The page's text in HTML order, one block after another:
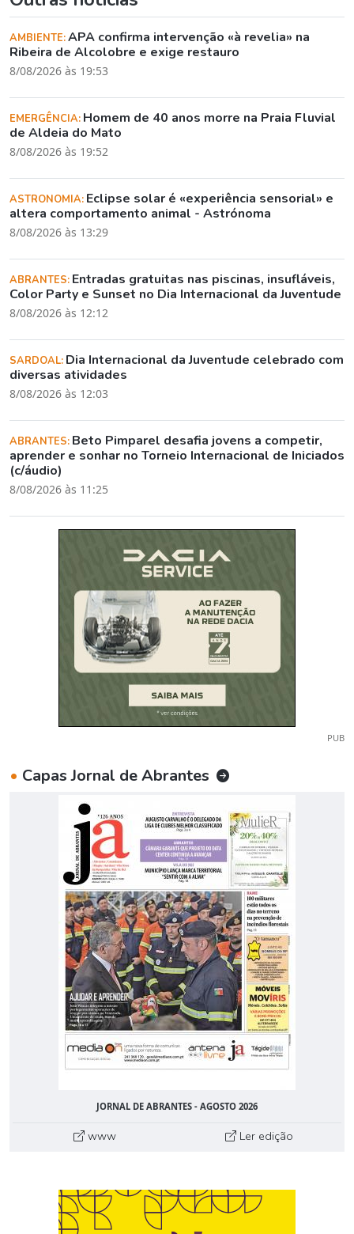
AMBIENTE:APA confirma intervenção «à revelia» na
Ribeira de Alcolobre e exige restauro
8/08/2026 às 19:53
EMERGÊNCIA: Homem de 40 anos morre na Praia Fluvial
de Aldeia do Mato
8/08/2026 às 19:52
ASTRONOMIA: Eclipse solar é «experiência sensorial» e
altera comportamento animal - Astrónoma
8/08/2026 às 13:29
ABRANTES: Entradas gratuitas nas piscinas, insufláveis,
Color Party e Sunset no Dia Internacional da Juventude
8/08/2026 às 12:12
SARDOAL: Dia Internacional da Juventude celebrado com
diversas atividades
8/08/2026 às 12:03
ABRANTES: Beto Pimparel desafia jovens a competir,
aprender e sonhar no Torneio Internacional de Iniciados
(c/áudio)
8/08/2026 às 11:25
PUB
• Capas Jornal de Abrantes
JORNAL DE ABRANTES - AGOSTO 2026
www Ler edição